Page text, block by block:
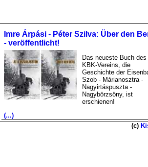
Imre Árpási - Péter Szilva: Über den
- veröffentlicht!
Das neueste Buch des
KBK-Vereins, die
Geschichte der
Szob - Márianosztra -
Nagyirtáspuszta -
Nagybörzsöny, ist
erschienen!
(...)
(c)